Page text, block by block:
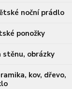
noční prádlo
ponožky
stěnu, obrázky
kov, dřevo,